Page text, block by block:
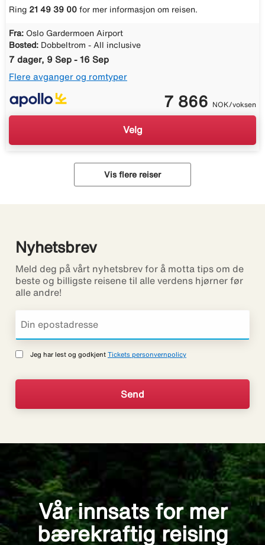
Ring 21 49 39 00 for mer informasjon om reisen.
Fra: Oslo Gardermoen Airport
Bosted: Dobbeltrom - All inclusive
7 dager, 9 Sep - 16 Sep
Flere avganger og romtyper
7 866 NOK/voksen
Velg
Vis flere reiser
Nyhetsbrev
Meld deg på vårt nyhetsbrev for å motta tips om de
beste og billigste reisene til alle verdens hjørner før
alle andre!
Jeg har lest og godkjent Tickets personvernpolicy
Vår innsats for mer
bærekraftig reising